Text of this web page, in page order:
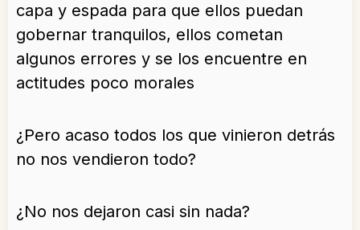
capa y espada para que ellos puedan
gobernar tranquilos, ellos cometan
algunos errores y se los encuentre en
actitudes poco morales
¿Pero acaso todos los que vinieron detrás
no nos vendieron todo?
¿No nos dejaron casi sin nada?